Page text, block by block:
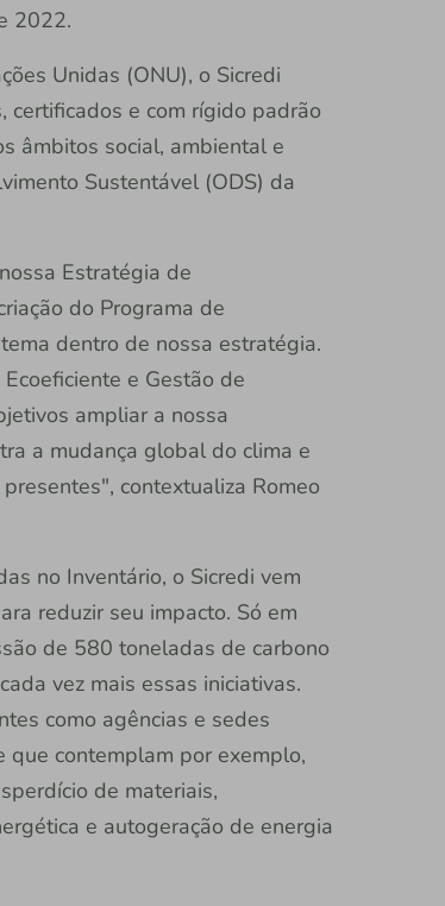
2022.
Unidas (ONU), o Sicredi
certificados e com rígido padrão
âmbitos social, ambiental e
Sustentável (ODS) da
Estratégia de
do Programa de
dentro de nossa estratégia.
e Gestão de
ampliar a nossa
a mudança global do clima e
contextualiza Romeo
no Inventário, o Sicredi vem
reduzir seu impacto. Só em
de 580 toneladas de carbono
vez mais essas iniciativas.
como agências e sedes
contemplam por exemplo,
de materiais,
e autogeração de energia